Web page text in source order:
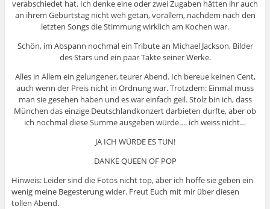
verabschiedet hat. Ich denke eine oder zwei Zugaben hätten ihr auch
an ihrem Geburtstag nicht weh getan, vorallem, nachdem nach den
letzten Songs die Stimmung wirklich am Kochen war.
Schön, im Abspann nochmal ein Tribute an Michael Jackson, Bilder
des Stars und ein paar Takte seiner Werke.
Alles in Allem ein gelungener, teurer Abend. Ich bereue keinen Cent,
auch wenn der Preis nicht in Ordnung war. Trotzdem: Einmal muss
man sie gesehen haben und es war einfach geil. Stolz bin ich, dass
München das einzige Deutschlandkonzert darbieten durfte, aber ob
ich nochmal diese Summe ausgeben würde…. ich weiss nicht…
JA ICH WÜRDE ES TUN!
DANKE QUEEN OF POP
Hinweis: Leider sind die Fotos nicht top, aber ich hoffe sie geben ein
wenig meine Begesterung wider. Freut Euch mit mir über diesen
tollen Abend.